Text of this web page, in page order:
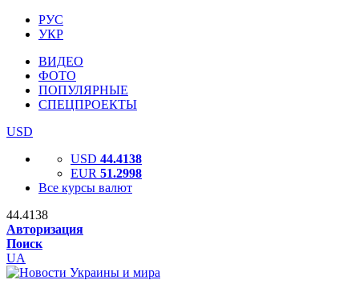
РУС
УКР
ВИДЕО
ФОТО
ПОПУЛЯРНЫЕ
СПЕЦПРОЕКТЫ
USD
USD 44.4138
EUR 51.2998
Все курсы валют
44.4138
Авторизация
Поиск
UA